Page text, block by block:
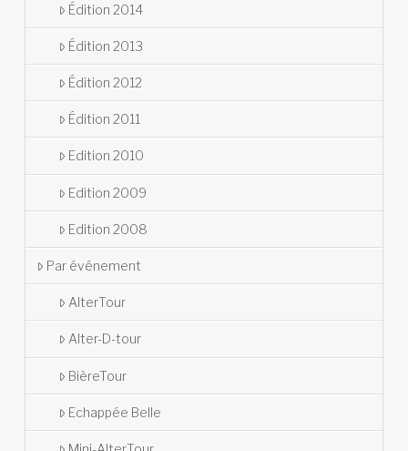
Édition 2014
Édition 2013
Édition 2012
Édition 2011
Edition 2010
Edition 2009
Edition 2008
Par événement
AlterTour
Alter-D-tour
BièreTour
Echappée Belle